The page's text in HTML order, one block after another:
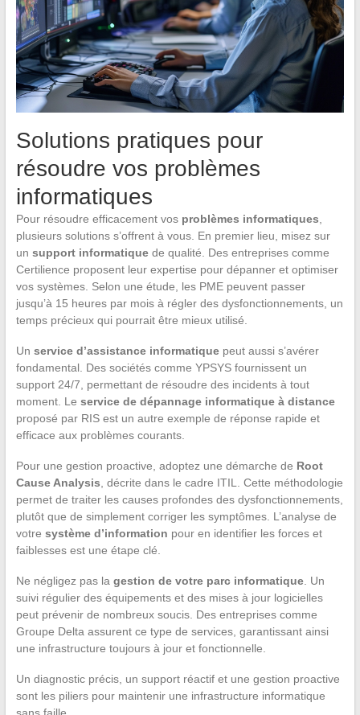
Solutions pratiques pour
résoudre vos problèmes
informatiques
Pour résoudre efficacement vos problèmes informatiques
plusieurs solutions s’offrent à vous. En premier lieu, misez sur
un support informatiquede qualité. Des entreprises comme
Certilience proposent leur expertise pour dépanner et optimiser
vos systèmes. Selon une étude, les PME peuvent passer
jusqu’à 15 heures par mois à régler des dysfonctionnements, un
temps précieux qui pourrait être mieux utilisé.
Un service d’assistance informatiquepeut aussi s’avérer
fondamental. Des sociétés comme YPSYS fournissent un
support 24/7, permettant de résoudre des incidents à tout
moment. Le service de dépannage informatique à distance
proposé par RIS est un autre exemple de réponse rapide et
efficace aux problèmes courants.
Pour une gestion proactive, adoptez une démarche de Root
Cause Analysis , décrite dans le cadre ITIL. Cette méthodologie
permet de traiter les causes profondes des dysfonctionnements,
plutôt que de simplement corriger les symptômes. L’analyse de
votre système d’information pour en identifier les forces et
faiblesses est une étape clé.
Ne négligez pas la gestion de votre parc informatique. Un
suivi régulier des équipements et des mises à jour logicielles
peut prévenir de nombreux soucis. Des entreprises comme
Groupe Delta assurent ce type de services, garantissant ainsi
une infrastructure toujours à jour et fonctionnelle.
Un diagnostic précis, un support réactif et une gestion proactive
sont les piliers pour maintenir une infrastructure informatique
sans faille.